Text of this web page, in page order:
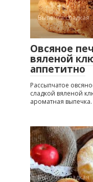
Выпечка сладкая
Овсяное
вяленой
аппетитно
Рассыпчатое
сладкой вяленой
ароматная выпечка.
Выпечка сладкая